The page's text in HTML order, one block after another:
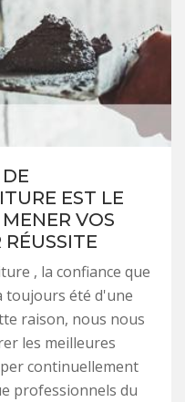
EST LE
VOS
RÉUSSITE
, la confiance que
toujours été d'une
raison, nous nous
les meilleures
continuellement
professionnels du